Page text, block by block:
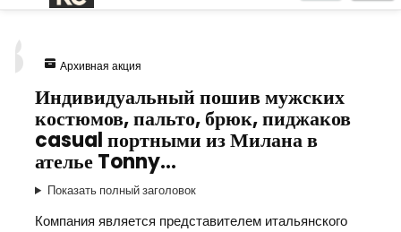
Архивная акция
Индивидуальный пошив мужских
костюмов, пальто, брюк, пиджаков
casual портными из Милана в
ателье Tonny…
Показать полный заголовок
Компания является представителем итальянского